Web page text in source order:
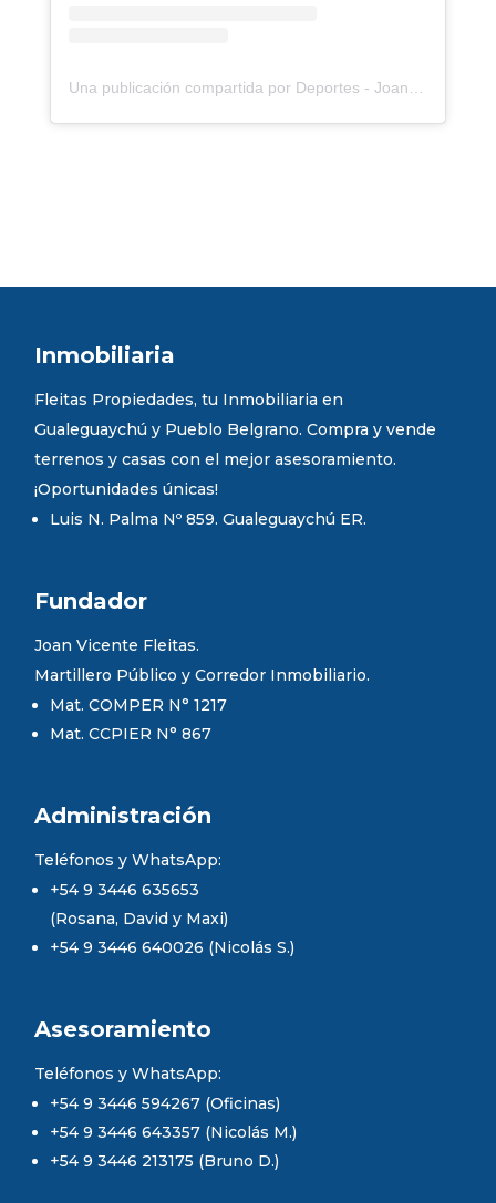
Inmobiliaria
Fleitas Propiedades, tu Inmobiliaria en
Gualeguaychú y Pueblo Belgrano. Compra y vende
terrenos y casas con el mejor asesoramiento.
¡Oportunidades únicas!
Luis N. Palma Nº 859. Gualeguaychú ER.
Fundador
Joan Vicente Fleitas.
Martillero Público y Corredor Inmobiliario.
Mat. COMPER N° 1217
Mat. CCPIER N° 867
Administración
Teléfonos y WhatsApp:
+54 9 3446 635653
(Rosana, David y Maxi)
+54 9 3446 640026 (Nicolás S.)
Asesoramiento
Teléfonos y WhatsApp:
+54 9 3446 594267 (Oficinas)
+54 9 3446 643357 (Nicolás M.)
+54 9 3446 213175 (Bruno D.)